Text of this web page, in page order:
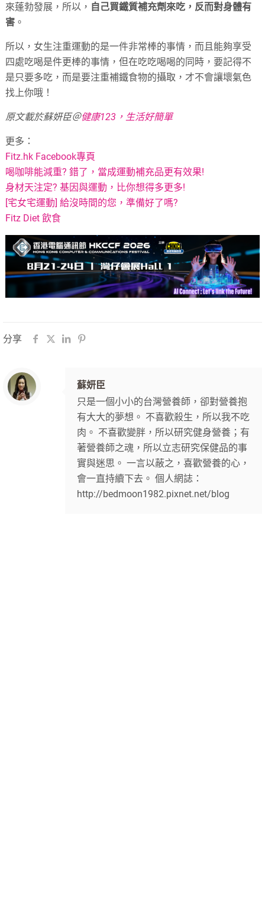
來蓬勃發展，所以， 自己買鐵質補充劑來吃，反而對身體有
害 。
所以，女生注重運動的是一件非常棒的事情，而且能夠享受
四處吃喝是件更棒的事情，但在吃吃喝喝的同時，要記得不
是只要多吃，而是要注重補鐵食物的攝取，才不會讓壞氣色
找上你哦！
原文載於蘇妍臣＠健康123，生活好簡單
更多：
Fitz.hk Facebook專頁
喝咖啡能減重? 錯了，當成運動補充品更有效果!
身材天注定? 基因與運動，比你想得多更多!
[宅女宅運動] 給沒時間的您，準備好了嗎?
Fitz Diet 飲食
分享
蘇妍臣
只是一個小小的台灣營養師，卻對營養抱
有大大的夢想。 不喜歡殺生，所以我不吃
肉。 不喜歡變胖，所以研究健身營養；有
著營養師之魂，所以立志研究保健品的事
實與迷思。 一言以蔽之，喜歡營養的心，
會一直持續下去。 個人網誌：
http://bedmoon1982.pixnet.net/blog